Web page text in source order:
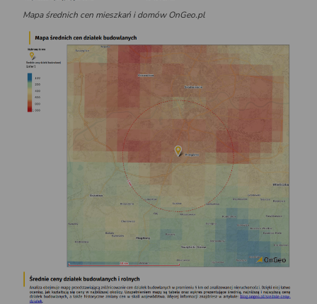
Mapa średnich cen mieszkań i domów OnGeo.pl